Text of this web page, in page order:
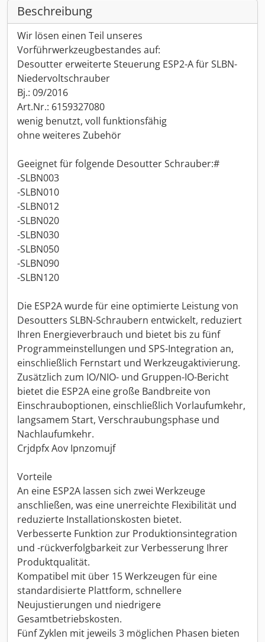
Beschreibung
Wir lösen einen Teil unseres
Vorführwerkzeugbestandes auf:
Desoutter erweiterte Steuerung ESP2-A für SLBN-
Niedervoltschrauber
Bj.: 09/2016
Art.Nr.: 6159327080
wenig benutzt, voll funktionsfähig
ohne weiteres Zubehör
Geeignet für folgende Desoutter Schrauber:#
-SLBN003
-SLBN010
-SLBN012
-SLBN020
-SLBN030
-SLBN050
-SLBN090
-SLBN120
Die ESP2A wurde für eine optimierte Leistung von
Desoutters SLBN-Schraubern entwickelt, reduziert
Ihren Energieverbrauch und bietet bis zu fünf
Programmeinstellungen und SPS-Integration an,
einschließlich Fernstart und Werkzeugaktivierung.
Zusätzlich zum IO/NIO- und Gruppen-IO-Bericht
bietet die ESP2A eine große Bandbreite von
Einschrauboptionen, einschließlich Vorlaufumkehr,
langsamem Start, Verschraubungsphase und
Nachlaufumkehr.
Crjdpfx Aov Ipnzomujf
Vorteile
An eine ESP2A lassen sich zwei Werkzeuge
anschließen, was eine unerreichte Flexibilität und
reduzierte Installationskosten bietet.
Verbesserte Funktion zur Produktionsintegration
und -rückverfolgbarkeit zur Verbesserung Ihrer
Produktqualität.
Kompatibel mit über 15 Werkzeugen für eine
standardisierte Plattform, schnellere
Neujustierungen und niedrigere
Gesamtbetriebskosten.
Fünf Zyklen mit jeweils 3 möglichen Phasen bieten